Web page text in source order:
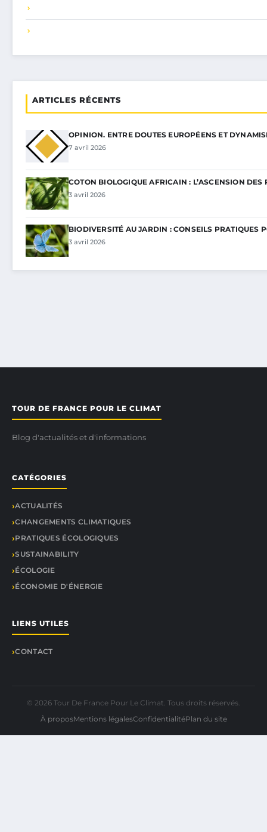
ARTICLES RÉCENTS
OPINION. ENTRE DOUTES EUROPÉENS ET
7 avril 2026
COTON BIOLOGIQUE AFRICAIN : L’ASCENSION DES
3 avril 2026
BIODIVERSITÉ AU JARDIN : CONSEILS PRATIQUES
3 avril 2026
TOUR DE FRANCE POUR LE CLIMAT
Blog d'actualités et d'informations
CATÉGORIES
ACTUALITÉS
CHANGEMENTS CLIMATIQUES
PRATIQUES ÉCOLOGIQUES
SUSTAINABILITY
ÉCOLOGIE
ÉCONOMIE D'ÉNERGIE
LIENS UTILES
CONTACT
© 2026 Tour De France Pour Le Climat. Tous droits réservés.
À proposMentions légalesConfidentialitéPlan du site